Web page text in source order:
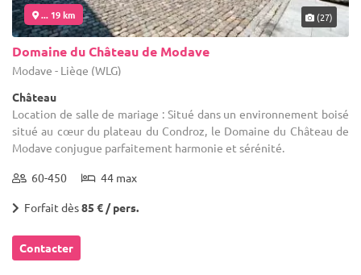
... 19 km (27)
Domaine du Château de Modave
Modave - Liège (WLG)
Château
Location de salle de mariage : Situé dans un environnement boisé
situé au cœur du plateau du Condroz, le Domaine du Château de
Modave conjugue parfaitement harmonie et sérénité.
60-450 44 max
Forfait dès85 € / pers.
Contacter